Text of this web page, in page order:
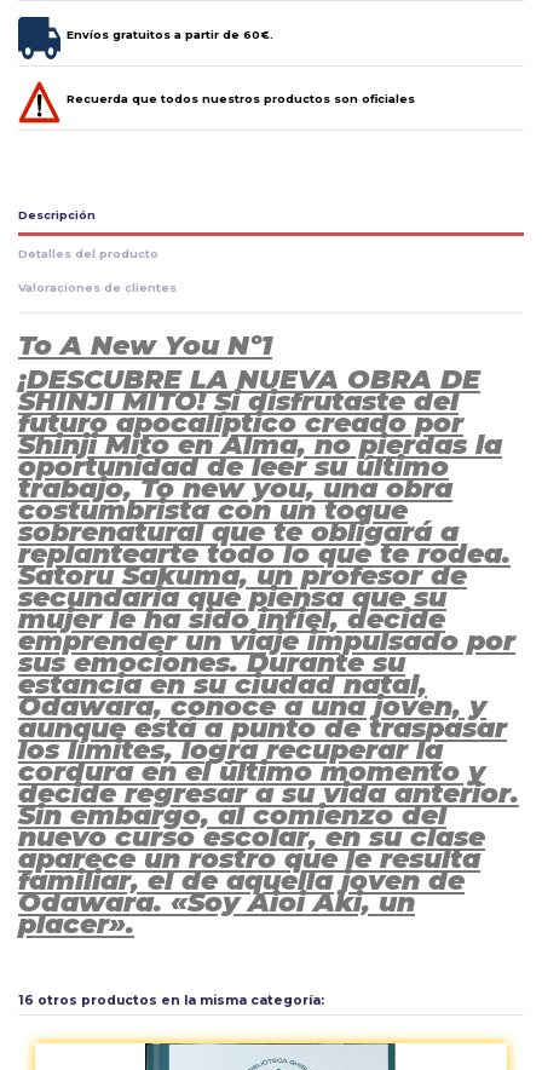
Envíos gratuitos a partir de 60€.
Recuerda que todos nuestros productos son oficiales
Descripción
Detalles del producto
Valoraciones de clientes
To A New You Nº1
¡DESCUBRE LA NUEVA OBRA DE
SHINJI MITO! Si disfrutaste del
futuro apocalíptico creado por
Shinji Mito en Alma, no pierdas la
oportunidad de leer su último
trabajo, To new you, una obra
costumbrista con un toque
sobrenatural que te obligará a
replantearte todo lo que te rodea.
Satoru Sakuma, un profesor de
secundaria que piensa que su
mujer le ha sido infiel, decide
emprender un viaje impulsado por
sus emociones. Durante su
estancia en su ciudad natal,
Odawara, conoce a una joven, y
aunque está a punto de traspasar
los límites, logra recuperar la
cordura en el último momento y
decide regresar a su vida anterior.
Sin embargo, al comienzo del
nuevo curso escolar, en su clase
aparece un rostro que le resulta
familiar, el de aquella joven de
Odawara. «Soy Aioi Aki, un
placer».
16 otros productos en la misma categoría: